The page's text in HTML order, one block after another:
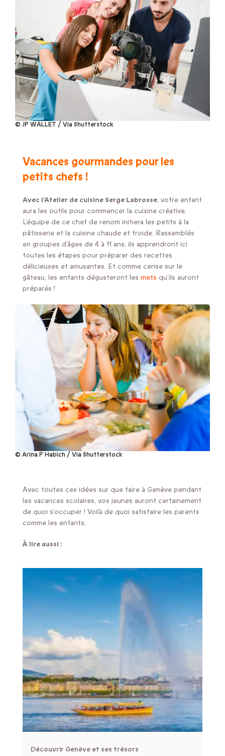
© JP WALLET / Via Shutterstock
Vacances gourmandes pour les
petits chefs !
Avec l’Atelier de cuisine Serge Labrosse, votre enfant
aura les outils pour commencer la cuisine créative.
L’équipe de ce chef de renom initiera les petits à la
pâtisserie et la cuisine chaude et froide. Rassemblés
en groupes d’âges de 4 à 11 ans, ils apprendront ici
toutes les étapes pour préparer des recettes
délicieuses et amusantes. Et comme cerise sur le
gâteau, les enfants dégusteront les mets qu’ils auront
préparés !
© Arina P Habich / Via Shutterstock
Avec toutes ces idées sur que faire à Genève pendant
les vacances scolaires, vos jeunes auront certainement
de quoi s’occuper ! Voilà de quoi satisfaire les parents
comme les enfants.
À lire aussi :
Découvrir Genève et ses trésors